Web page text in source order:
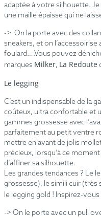
adaptée à votre silhouette.
une maille épaisse qui ne
-> On la porte avec des
sneakers, et on
foulard….Vous pouvez
marques Milker, La Redoute
Le legging
C’est un indispensable de la
coûteux, ultra confortable et
gammes grossesse avec
parfaitement au petit ventre
mettre en avant de jolis
précieux, lorsqu’à ce
d’affiner sa silhouette.
Les grandes tendances ? Le
grossesse), le simili cuir (très
le legging gold ! Inspirez-vous
-> On le porte avec un pull